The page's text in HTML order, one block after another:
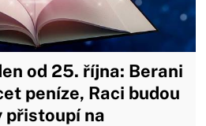
od 25. října: Berani
peníze, Raci budou
přistoupí na